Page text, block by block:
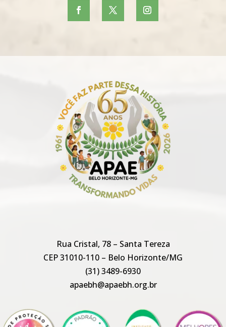
Rua Cristal, 78 – Santa Tereza
CEP 31010-110 – Belo Horizonte/MG
(31) 3489-6930
apaebh@apaebh.org.br